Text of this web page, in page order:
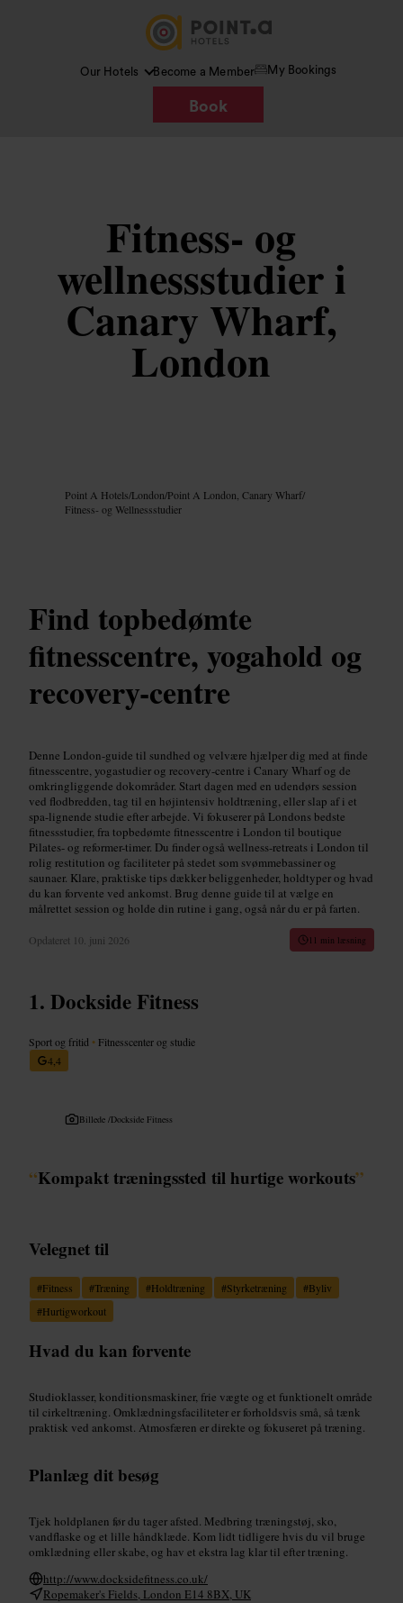
Our Hotels Become a Member My Bookings
Book
Fitness- og
wellnessstudier i
Canary Wharf,
London
Point A Hotels/London/Point A London, Canary Wharf/
Fitness- og Wellnessstudier
Find topbedømte
fitnesscentre, yogahold og
recovery-centre
Denne London-guide til sundhed og velvære hjælper dig med at finde
fitnesscentre, yogastudier og recovery-centre i Canary Wharf og de
omkringliggende dokområder. Start dagen med en udendørs session
ved flodbredden, tag til en højintensiv holdtræning, eller slap af i et
spa-lignende studie efter arbejde. Vi fokuserer på Londons bedste
fitnessstudier, fra topbedømte fitnesscentre i London til boutique
Pilates- og reformer-timer. Du finder også wellness-retreats i London til
rolig restitution og faciliteter på stedet som svømmebassiner og
saunaer. Klare, praktiske tips dækker beliggenheder, holdtyper og hvad
du kan forvente ved ankomst. Brug denne guide til at vælge en
målrettet session og holde din rutine i gang, også når du er på farten.
Opdateret 10. juni 2026 11 min læsning
Dockside Fitness
Sport og fritid • Fitnesscenter og studie
4,4
Billede /Dockside Fitness
“Kompakt træningssted til hurtige workouts”
Velegnet til
#Fitness #Træning #Holdtræning #Styrketræning #Byliv
#Hurtigworkout
Hvad du kan forvente
Studioklasser, konditionsmaskiner, frie vægte og et funktionelt område
til cirkeltræning. Omklædningsfaciliteter er forholdsvis små, så tænk
praktisk ved ankomst. Atmosfæren er direkte og fokuseret på træning.
Planlæg dit besøg
Tjek holdplanen før du tager afsted. Medbring træningstøj, sko,
vandflaske og et lille håndklæde. Kom lidt tidligere hvis du vil bruge
omklædning eller skabe, og hav et ekstra lag klar til efter træning.
http://www.docksidefitness.co.uk/
Ropemaker's Fields, London E14 8BX, UK